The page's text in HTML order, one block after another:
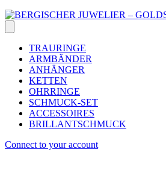
TRAURINGE
ARMBÄNDER
ANHÄNGER
KETTEN
OHRRINGE
SCHMUCK-SET
ACCESSOIRES
BRILLANTSCHMUCK
Connect to your account